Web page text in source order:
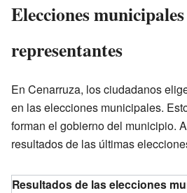
Elecciones
representantes
En Cenarruza, los ciudadanos
en las elecciones municipales.
forman el gobierno del municipio.
resultados de las últimas
Resultados de las elecciones